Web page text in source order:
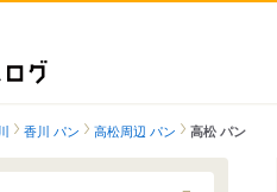
香川 パン 高松周辺 パン 高松 パン